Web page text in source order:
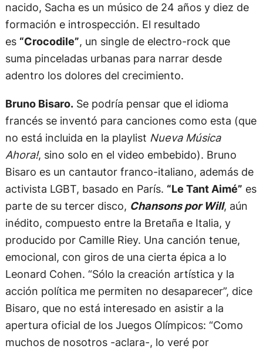
nacido, Sacha es un músico de 24 años y diez de
formación e introspección. El resultado
es “Crocodile”, un single de electro-rock que
suma pinceladas urbanas para narrar desde
adentro los dolores del crecimiento.
Bruno Bisaro.Se podría pensar que el idioma
francés se inventó para canciones como esta (que
no está incluida en la playlist Nueva Música
Ahora!, sino solo en el video embebido). Bruno
Bisaro es un cantautor franco-italiano, además de
activista LGBT, basado en París. “Le Tant Aimé” es
parte de su tercer disco, Chansons por Will, aún
inédito, compuesto entre la Bretaña e Italia, y
producido por Camille Riey. Una canción tenue,
emocional, con giros de una cierta épica a lo
Leonard Cohen. “Sólo la creación artística y la
acción política me permiten no desaparecer”, dice
Bisaro, que no está interesado en asistir a la
apertura oficial de los Juegos Olímpicos: “Como
muchos de nosotros -aclara-, lo veré por